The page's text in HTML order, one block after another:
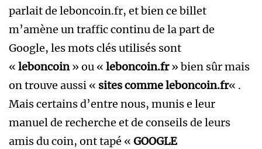
parlait de leboncoin.fr, et bien ce billet
m’amène un traffic continu de la part de
Google, les mots clés utilisés sont
« leboncoin» ou « leboncoin.fr» bien sûr mais
on trouve aussi « sites comme leboncoin.fr« .
Mais certains d’entre nous, munis e leur
manuel de recherche et de conseils de leurs
amis du coin, ont tapé « GOOGLE